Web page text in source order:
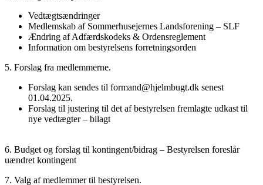
Vedtægtsændringer
Medlemskab af Sommerhusejernes Landsforening – SLF
Ændring af Adfærdskodeks & Ordensreglement
Information om bestyrelsens forretningsorden
5. Forslag fra medlemmerne.
Forslag kan sendes til formand@hjelmbugt.dk senest
01.04.2025.
Forslag til justering til det af bestyrelsen fremlagte udkast til
nye vedtægter – bilagt
6. Budget og forslag til kontingent/bidrag – Bestyrelsen foreslår
uændret kontingent
7. Valg af medlemmer til bestyrelsen.